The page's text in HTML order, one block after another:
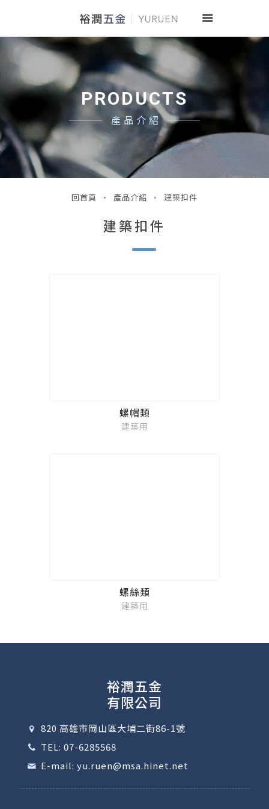
PRODUCTS
產品介紹
回首頁 產品介紹 建築扣件
建築扣件
螺帽類
建築用
螺絲類
建築用
裕潤五金
有限公司
820 高雄市岡山區大埔二街86-1號
TEL: 07-6285568
E-mail: yu.ruen@msa.hinet.net